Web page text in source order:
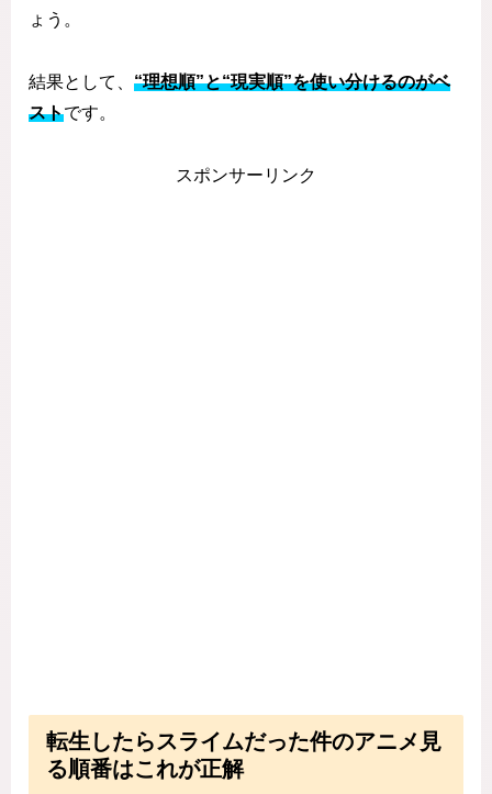
ょう。
結果として、 “理想順”と“現実順”を使い分けるのがベ
ストです。
スポンサーリンク
転生したらスライムだった件のアニメ見
る順番はこれが正解